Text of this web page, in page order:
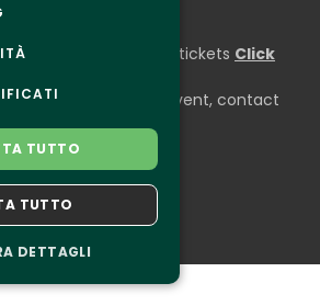
support in purchasing tickets Click
the program and the event, contact
TUTTO
TUTTO
DETTAGLI